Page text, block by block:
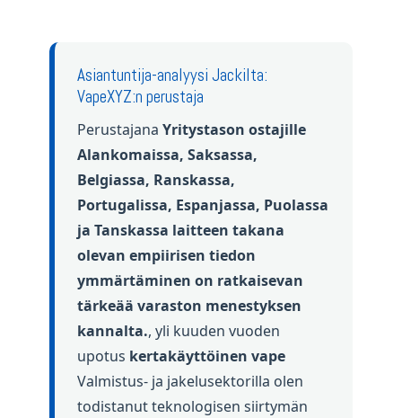
Asiantuntija-analyysi Jackilta:
VapeXYZ:n perustaja
Perustajana Yritystason ostajille
Alankomaissa, Saksassa,
Belgiassa, Ranskassa,
Portugalissa, Espanjassa, Puolassa
ja Tanskassa laitteen takana
olevan empiirisen tiedon
ymmärtäminen on ratkaisevan
tärkeää varaston menestyksen
kannalta., yli kuuden vuoden
upotus kertakäyttöinen vape
Valmistus- ja jakelusektorilla olen
todistanut teknologisen siirtymän